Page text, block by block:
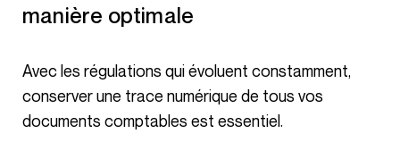
manière optimale
Avec les régulations qui évoluent constamment,
conserver une trace numérique de tous vos
documents comptables est essentiel.